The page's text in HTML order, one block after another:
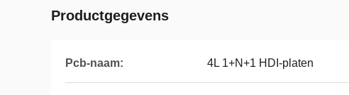
Productgegevens
Pcb-naam: 4L 1+N+1 HDI-platen